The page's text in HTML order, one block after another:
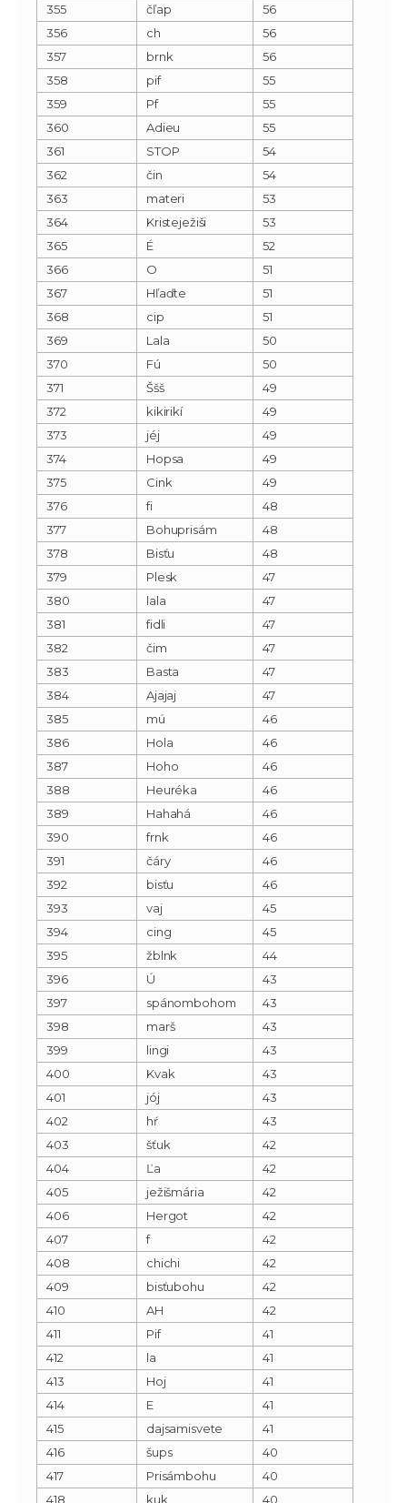
355
čľap
56
356
ch
56
357
brnk
56
358
pif
55
359
Pf
55
360
Adieu
55
361
STOP
54
362
čin
54
363
materi
53
364
Kristeježiši
53
365
É
52
366
O
51
367
Hľaďte
51
368
cip
51
369
Lala
50
370
Fú
50
371
Ššš
49
372
kikirikí
49
373
jéj
49
374
Hopsa
49
375
Cink
49
376
fi
48
377
Bohuprisám
48
378
Bisťu
48
379
Plesk
47
380
lala
47
381
fidli
47
382
čim
47
383
Basta
47
384
Ajajaj
47
385
mú
46
386
Hola
46
387
Hoho
46
388
Heuréka
46
389
Hahahá
46
390
frnk
46
391
čáry
46
392
bisťu
46
393
vaj
45
394
cing
45
395
žblnk
44
396
Ú
43
397
spánombohom
43
398
marš
43
399
lingi
43
400
Kvak
43
401
jój
43
402
hŕ
43
403
šťuk
42
404
Ľa
42
405
ježišmária
42
406
Hergot
42
407
f
42
408
chichi
42
409
bisťubohu
42
410
AH
42
411
Pif
41
412
la
41
413
Hoj
41
414
E
41
415
dajsamisvete
41
416
šups
40
417
Prisámbohu
40
418
kuk 40